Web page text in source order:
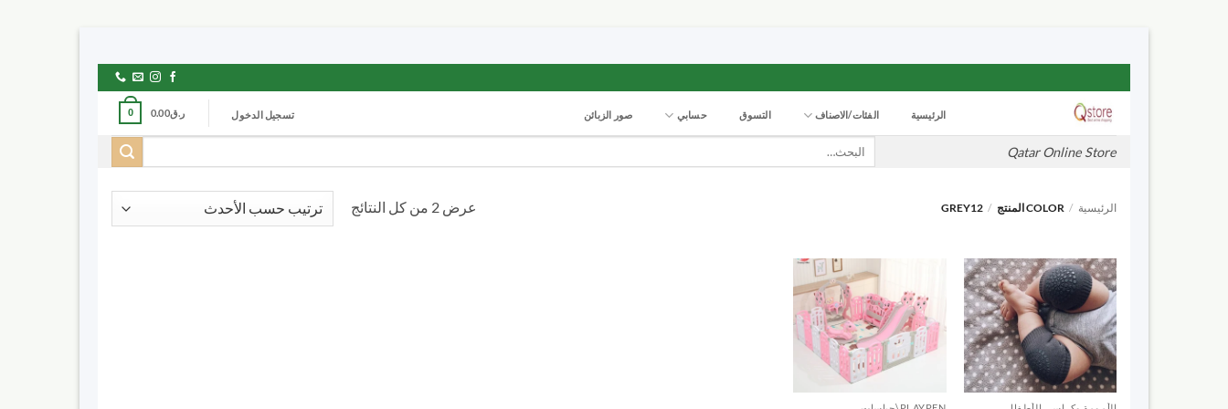
للمحتوى
Qatar Online Store
الرئيسية الفئات/الاصناف التسوق حسابي صور الزبائن تسجيل الدخول ر.ق0.00
0
بحث
الرئيسية / COLOR المنتج /
GREY12 عرض ⁦2⁩ من كل النتائج
تم
الفرز